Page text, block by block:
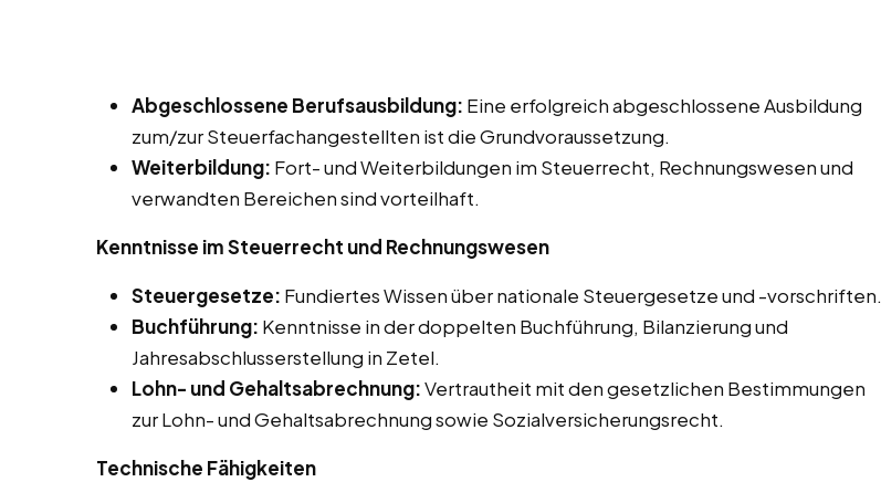
Abgeschlossene Berufsausbildung: Eine erfolgreich abgeschlossene Ausbildung
zum/zur Steuerfachangestellten ist die Grundvoraussetzung.
Weiterbildung: Fort- und Weiterbildungen im Steuerrecht, Rechnungswesen und
verwandten Bereichen sind vorteilhaft.
Kenntnisse im Steuerrecht und Rechnungswesen
Steuergesetze: Fundiertes Wissen über nationale Steuergesetze und -vorschriften.
Buchführung: Kenntnisse in der doppelten Buchführung, Bilanzierung und
Jahresabschlusserstellung in Zetel.
Lohn- und Gehaltsabrechnung:Vertrautheit mit den gesetzlichen Bestimmungen
zur Lohn- und Gehaltsabrechnung sowie Sozialversicherungsrecht.
Technische Fähigkeiten